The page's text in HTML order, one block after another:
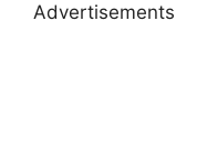
Advertisements